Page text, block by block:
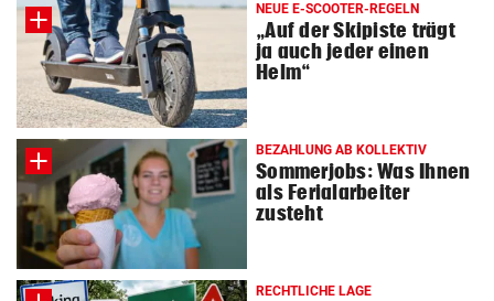
NEUE E-SCOOTER-REGELN
„Auf der Skipiste trägt
ja auch jeder einen
Helm“
BEZAHLUNG AB KOLLEKTIV
Sommerjobs: Was Ihnen
als Ferialarbeiter
zusteht
RECHTLICHE LAGE